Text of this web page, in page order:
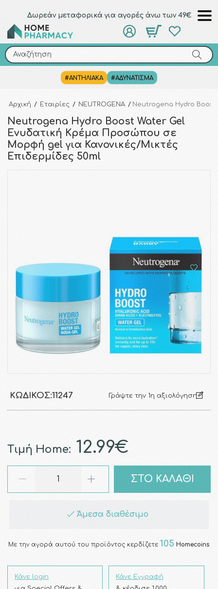
Δωρεάν μεταφορικά για αγορές άνω των 49€
Αναζήτηση
#ΑΝΤΗΛΙΑΚΑ #ΑΔΥΝΑΤΙΣΜΑ
Αναζήτηση
Αρχική / Εταιρίες / NEUTROGENA / Neutrogena Hydro Boost
Neutrogena Hydro Boost Water Gel
Ενυδατική Κρέμα Προσώπου σε
Μορφή gel για Κανονικές/Μικτές
Επιδερμίδες 50ml
ΚΩΔΙΚΌΣ:11247 Γράψτε την 1η αξιολόγηση
Τιμή Home: 12.99€
ΣΤΟ ΚΑΛΑΘΙ
Άμεσα διαθέσιμο
Με την αγορά αυτού του προϊόντος κερδίζετε 105 Homecoins
Κάνε login
Κάνε Εγγραφή